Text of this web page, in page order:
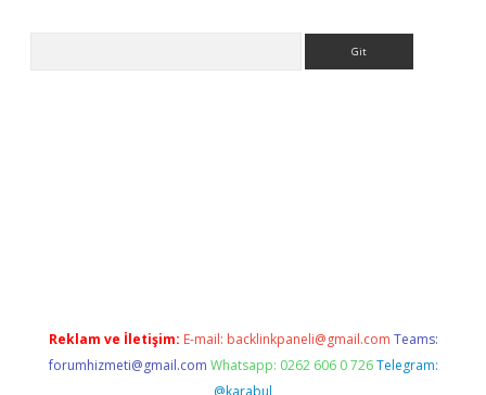
Reklam ve İletişim: E-mail: backlinkpaneli@gmail.com Teams:
forumhizmeti@gmail.com Whatsapp: 0262 606 0 726 Telegram:
@karabul